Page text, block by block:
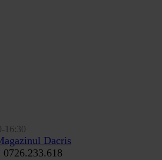
16:30
Dacris
0726.233.618